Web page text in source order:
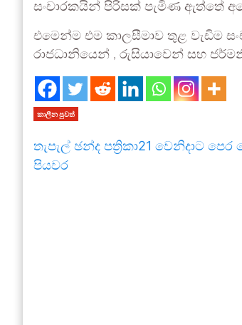
සංචාරකයින් පිරිසක් පැමිණ ඇත්තේ
එමෙන්ම එම කාලසීමාව තුළ වැඩිම
රාජධානියෙන් , රුසියාවෙන් සහ
කාලීන පුවත්
තැපැල් ඡන්ද පත්‍රිකා21 වෙනිදාට පෙර
පියවර